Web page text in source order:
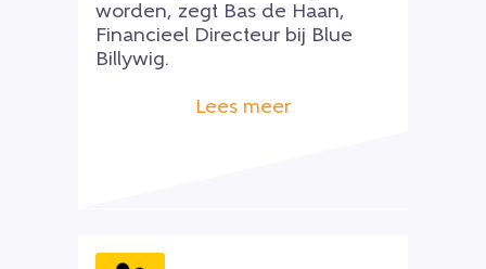
worden, zegt Bas de Haan,
Financieel Directeur bij Blue
Billywig.
Lees meer